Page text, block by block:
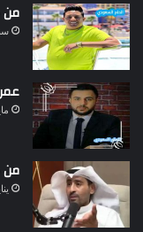
من
مايو
من
يناير